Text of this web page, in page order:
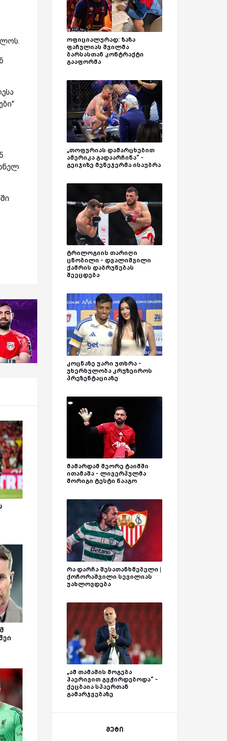
ოფიციალურად: ზაზა
ფაჩულიას შვილმა
ბარსასთან კონტრაქტი
გააფორმა
„თოფურიას დამარცხებით
ამერიკა გადაარჩინა“ -
გეიჯიზე მენეჯერმა ისაუბრა
ტრილოგიის თარიღი
ცნობილი - დვალიშვილი
ქამრის დაბრუნებას
შეეცდება
კოცნაზე უარი უთხრა -
უხერხულობა კრუზეიროს
პრეზენტაციაზე
მამარდამ მეორე ტაიმში
ითამაშა - ლივერპულმა
მორიგი ტესტი წააგო
რა დარჩა შესათანხმებელი |
ქოჩორაშვილი სევილიას
უახლოვდება
„ამ თამაშის მოგება
ჰაერივით გვჭირდებოდა“ -
ქეცბაია სპაერთან
გამარჯვებაზე
მეტი